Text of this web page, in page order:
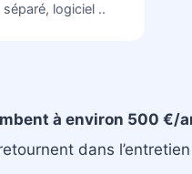
séparé, logiciel ..
à environ 500 €/
dans